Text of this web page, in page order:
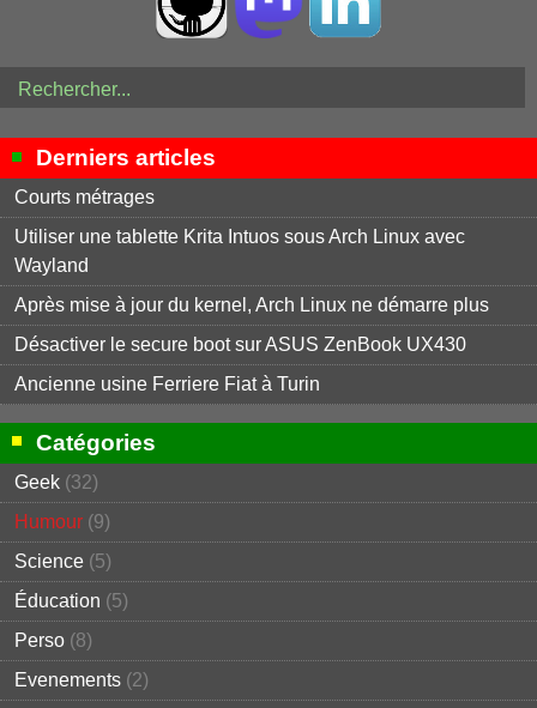
Derniers articles
Courts métrages
Utiliser une tablette Krita Intuos sous Arch Linux avec
Wayland
Après mise à jour du kernel, Arch Linux ne démarre plus
Désactiver le secure boot sur ASUS ZenBook UX430
Ancienne usine Ferriere Fiat à Turin
Catégories
Geek (32)
Humour (9)
Science (5)
Éducation (5)
Perso (8)
Evenements (2)